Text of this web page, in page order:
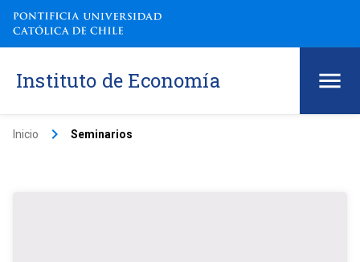
Instituto de Economía
Inicio keyboard_arrow_right Seminarios